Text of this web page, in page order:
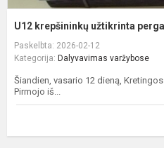
U12 krepšininkų užtikrinta
Paskelbta: 2026-02-12
Kategorija: Dalyvavimas varžybose
Šiandien, vasario 12 dieną,
Pirmojo iš...